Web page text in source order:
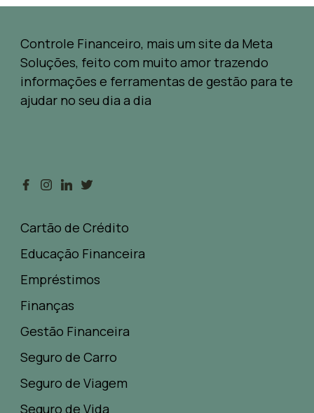
Controle Financeiro, mais um site da Meta
Soluções, feito com muito amor trazendo
informações e ferramentas de gestão para te
ajudar no seu dia a dia
Cartão de Crédito
Educação Financeira
Empréstimos
Finanças
Gestão Financeira
Seguro de Carro
Seguro de Viagem
Seguro de Vida